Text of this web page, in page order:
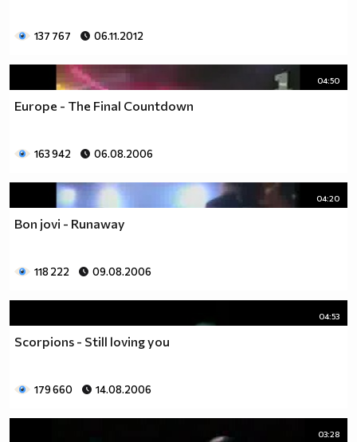
137 767 06.11.2012
04:50
Europe - The Final Countdown
163 942 06.08.2006
04:20
Bon jovi - Runaway
118 222 09.08.2006
04:53
Scorpions - Still loving you
179 660 14.08.2006
03:28